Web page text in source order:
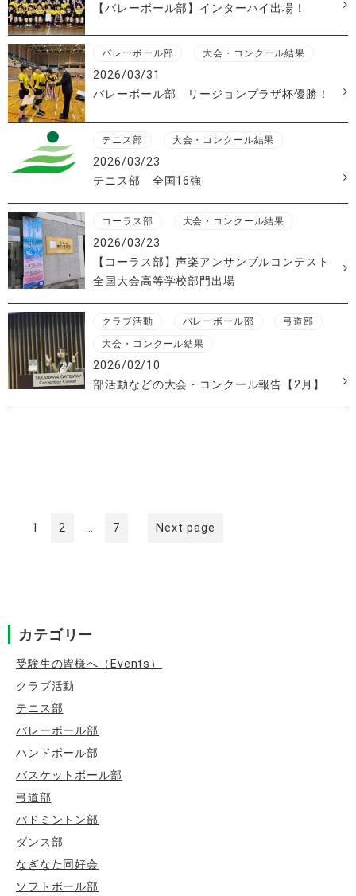
【バレーボール部】インターハイ出場！
バレーボール部 大会・コンクール結果
2026/03/31
バレーボール部 リージョンプラザ杯優勝！
テニス部 大会・コンクール結果
2026/03/23
テニス部 全国16強
コーラス部 大会・コンクール結果
2026/03/23
【コーラス部】声楽アンサンブルコンテスト
全国大会高等学校部門出場
クラブ活動 バレーボール部
弓道部
大会・コンクール結果
2026/02/10
部活動などの大会・コンクール報告【2月】
ン
Page
1 Page
2 … Page
7 Next page
カテゴリー
受験生の皆様へ（Events）
クラブ活動
テニス部
バレーボール部
ハンドボール部
バスケットボール部
弓道部
バドミントン部
ダンス部
なぎなた同好会
ソフトボール部